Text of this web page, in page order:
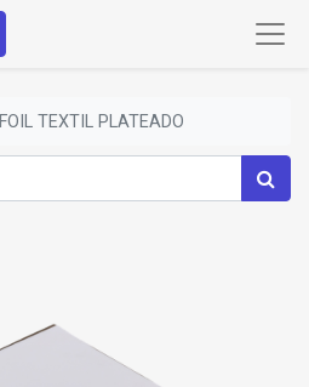
FOIL TEXTIL PLATEADO